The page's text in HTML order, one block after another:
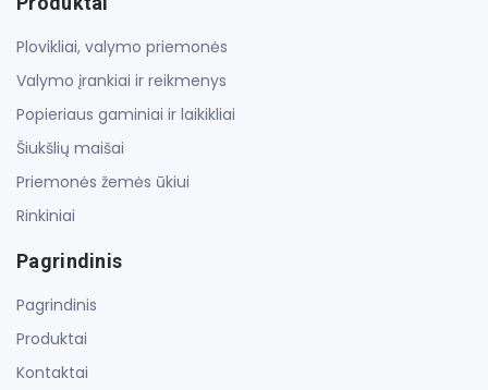
Plovikliai, valymo priemonės
Valymo įrankiai ir reikmenys
Popieriaus gaminiai ir laikikliai
Šiukšlių maišai
Priemonės žemės ūkiui
Rinkiniai
Pagrindinis
Pagrindinis
Produktai
Kontaktai